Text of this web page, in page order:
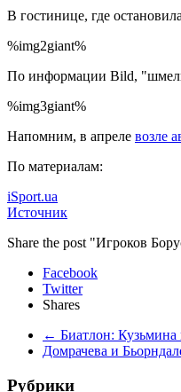
В гостинице, где
%img2giant%
По информации Bild,
%img3giant%
Напомним, в апреле возле
По материалам:
iSport.ua
Источник
Share the post "Игроков
Facebook
Twitter
Shares
← Биатлон: Кузьмина
Домрачева и
Рубрики